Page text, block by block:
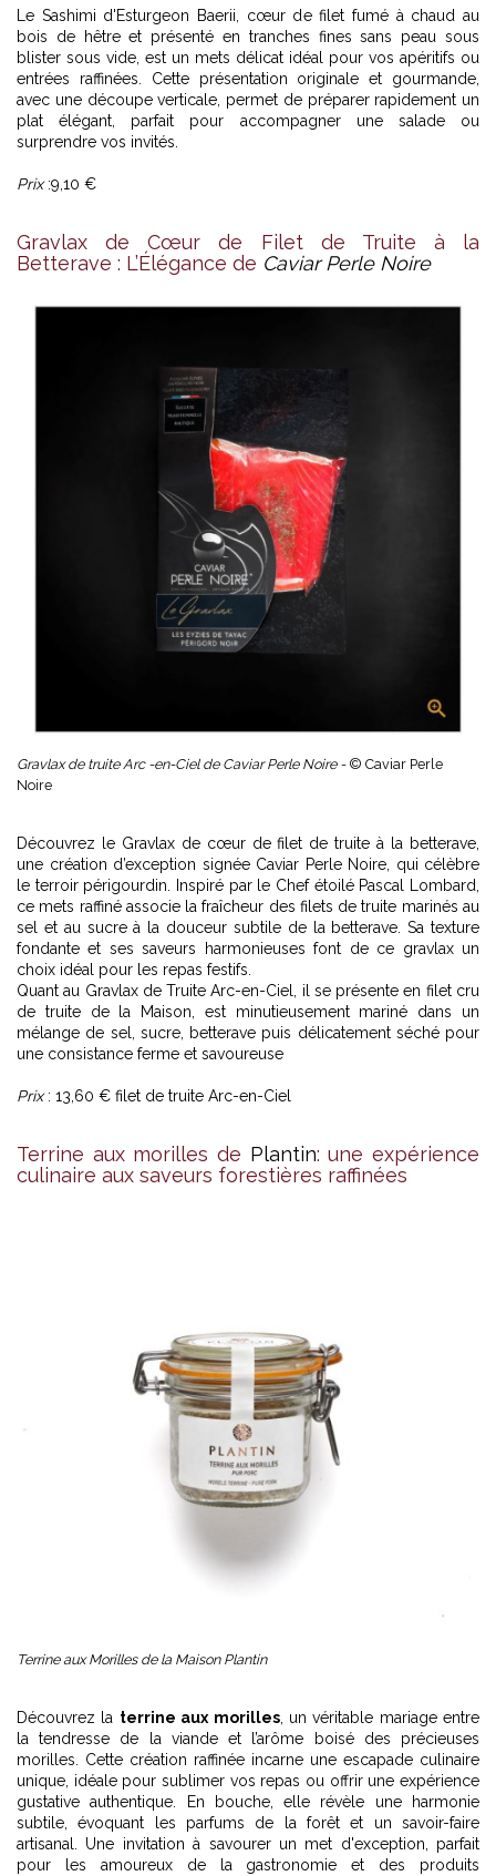
Le Sashimi d'Esturgeon Baerii, cœur de filet fumé à chaud au
bois de hêtre et présenté en tranches fines sans peau sous
blister sous vide, est un mets délicat idéal pour vos apéritifs ou
entrées raffinées. Cette présentation originale et gourmande,
avec une découpe verticale, permet de préparer rapidement un
plat élégant, parfait pour accompagner une salade ou
surprendre vos invités.
Prix:9,10 €
Gravlax de Cœur de Filet de Truite à la
Betterave : L’Élégance de Caviar Perle Noire
Gravlax de truite Arc -en-Ciel de Caviar Perle Noire - © Caviar Perle
Noire
Découvrez le Gravlax de cœur de filet de truite à la betterave,
une création d’exception signée Caviar Perle Noire, qui célèbre
le terroir périgourdin. Inspiré par le Chef étoilé Pascal Lombard,
ce mets raffiné associe la fraîcheur des filets de truite marinés au
sel et au sucre à la douceur subtile de la betterave. Sa texture
fondante et ses saveurs harmonieuses font de ce gravlax un
choix idéal pour les repas festifs.
Quant au Gravlax de Truite Arc-en-Ciel, il se présente en filet cru
de truite de la Maison, est minutieusement mariné dans un
mélange de sel, sucre, betterave puis délicatement séché pour
une consistance ferme et savoureuse
Prix: 13,60 € filet de truite Arc-en-Ciel
Terrine aux morilles de Plantin: une expérience
culinaire aux saveurs forestières raffinées
Terrine aux Morilles de la Maison Plantin
Découvrez la terrine aux morilles, un véritable mariage entre
la tendresse de la viande et l’arôme boisé des précieuses
morilles. Cette création raffinée incarne une escapade culinaire
unique, idéale pour sublimer vos repas ou offrir une expérience
gustative authentique. En bouche, elle révèle une harmonie
subtile, évoquant les parfums de la forêt et un savoir-faire
artisanal. Une invitation à savourer un met d'exception, parfait
pour les amoureux de la gastronomie et des produits